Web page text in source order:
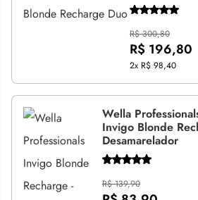
R$ 300,80
R$ 196,80
2x R$ 98,40
Wella
Invigo Blonde
Desamarelador
R$ 139,90